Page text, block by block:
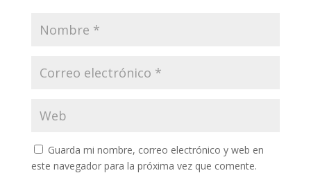
Guarda mi nombre, correo electrónico y web en
este navegador para la próxima vez que comente.